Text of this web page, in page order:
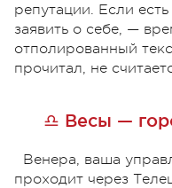
репутации. Если
заявить о себе, —
отполированный
прочитал, не
♎ Весы —
Венера, ваша
проходит через